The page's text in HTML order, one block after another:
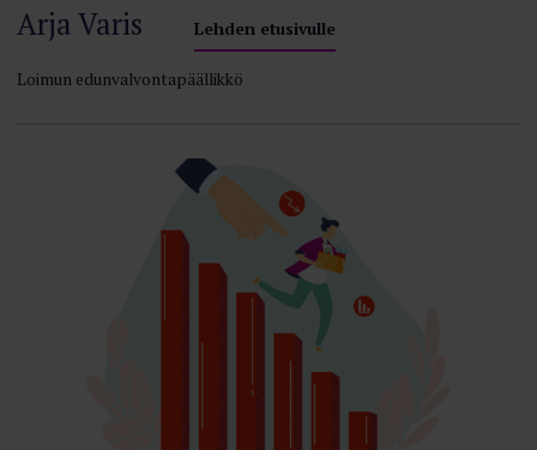
Arja Varis Lehden etusivulle
Loimun edunvalvontapäällikkö